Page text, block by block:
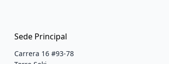
Sede Principal
Carrera 16 #93-78